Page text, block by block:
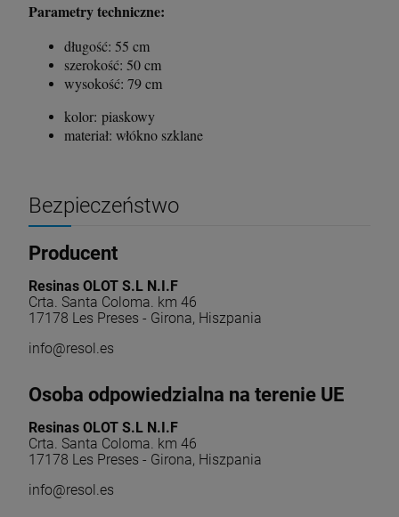
Parametry techniczne:
długość: 55 cm
szerokość: 50 cm
wysokość: 79 cm
kolor: piaskowy
materiał: włókno szklane
Bezpieczeństwo
Producent
Resinas OLOT S.L N.I.F
Crta. Santa Coloma. km 46
17178 Les Preses - Girona, Hiszpania
info@resol.es
Osoba odpowiedzialna na terenie UE
Resinas OLOT S.L N.I.F
Crta. Santa Coloma. km 46
17178 Les Preses - Girona, Hiszpania
info@resol.es